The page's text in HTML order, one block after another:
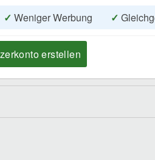
✓ Weniger Werbung ✓
erstellen